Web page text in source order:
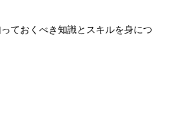
ておくべき知識とスキルを身につ